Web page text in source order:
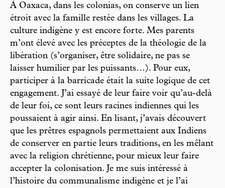
À Oaxaca, dans les colonias, on conserve un lien
étroit avec la famille restée dans les villages. La
culture indigène y est encore forte. Mes parents
m’ont élevé avec les préceptes de la théologie de la
libération (s’organiser, être solidaire, ne pas se
laisser humilier par les puissants…). Pour eux,
participer à la barricade était la suite logique de cet
engagement. J’ai essayé de leur faire voir qu’au-delà
de leur foi, ce sont leurs racines indiennes qui les
poussaient à agir ainsi. En lisant, j’avais découvert
que les prêtres espagnols permettaient aux Indiens
de conserver en partie leurs traditions, en les mêlant
avec la religion chrétienne, pour mieux leur faire
accepter la colonisation. Je me suis intéressé à
l’histoire du communalisme indigène et je l’ai